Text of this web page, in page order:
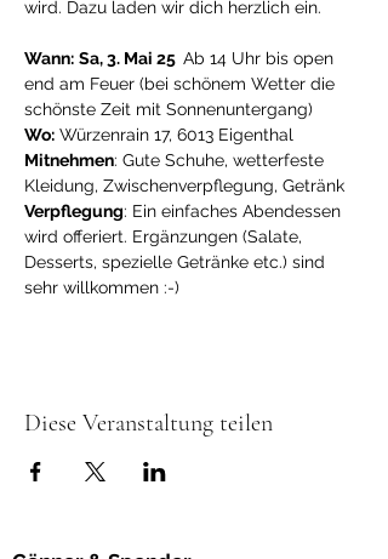
wird. Dazu laden wir dich herzlich ein.
Wann: Sa, 3. Mai 25 Ab 14 Uhr bis open
end am Feuer (bei schönem Wetter die
schönste Zeit mit Sonnenuntergang)
Wo: Würzenrain 17, 6013 Eigenthal
Mitnehmen: Gute Schuhe, wetterfeste
Kleidung, Zwischenverpflegung, Getränk
Verpflegung: Ein einfaches Abendessen
wird offeriert. Ergänzungen (Salate,
Desserts, spezielle Getränke etc.) sind
sehr willkommen :-)
Diese Veranstaltung teilen